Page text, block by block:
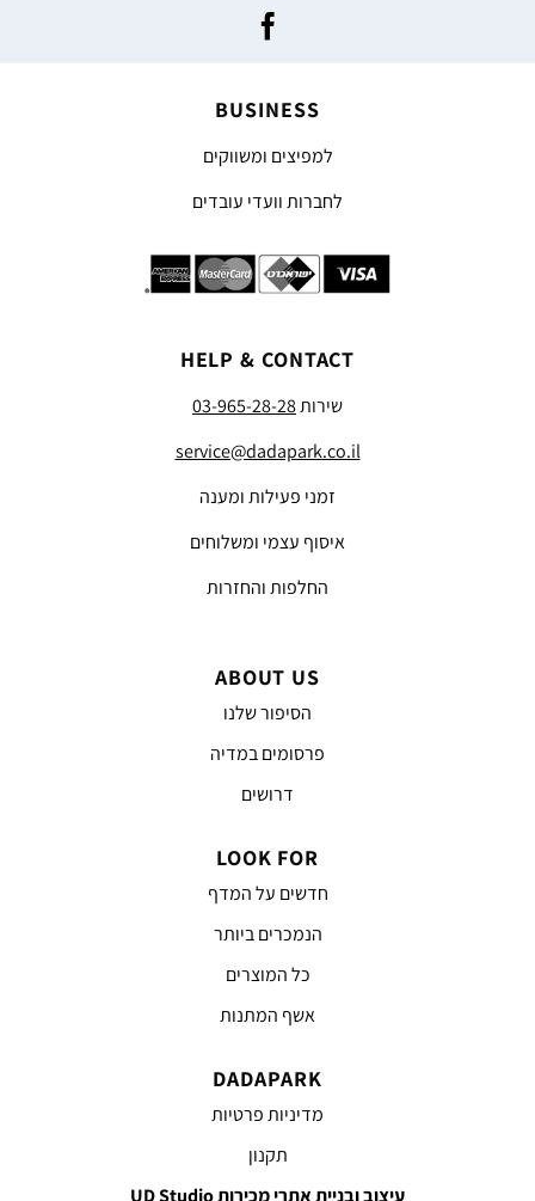
BUSINESS
למפיצים ומשווקים
לחברות וועדי עובדים
HELP & CONTACT
שירות03-965-28-28
service@dadapark.co.il
זמני פעילות ומענה
איסוף עצמי ומשלוחים
החלפות והחזרות
ABOUT US
הסיפור שלנו
פרסומים במדיה
דרושים
LOOK FOR
חדשים על המדף
הנמכרים ביותר
כל המוצרים
אשף המתנות
DADAPARK
מדיניות פרטיות
תקנון